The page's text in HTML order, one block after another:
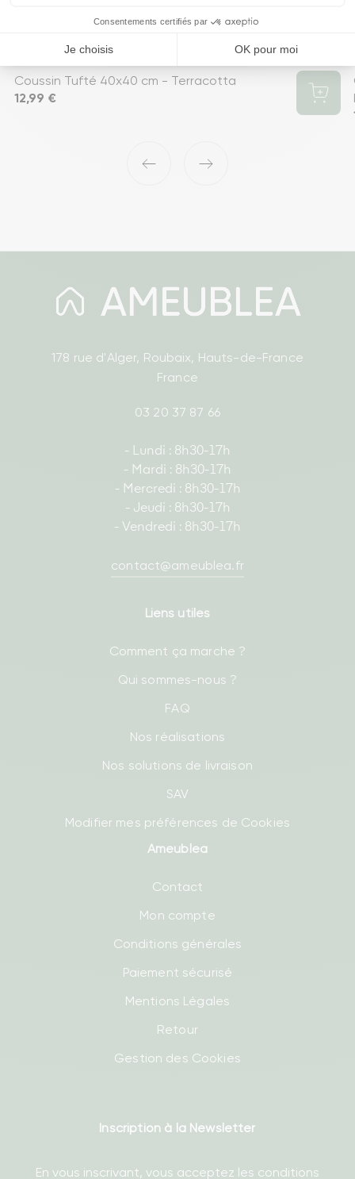
Coussin Tufté 40x40 cm - Terracotta
Prix
12,99 €
‹ ›
178 rue d'Alger, Roubaix, Hauts-de-France
France
03 20 37 87 66
- Lundi : 8h30-17h
- Mardi : 8h30-17h
- Mercredi : 8h30-17h
- Jeudi : 8h30-17h
- Vendredi : 8h30-17h
contact@ameublea.fr
Liens utiles
Comment ça marche ?
Qui sommes-nous ?
FAQ
Nos réalisations
Nos solutions de livraison
SAV
Modifier mes préférences de Cookies
Ameublea
Contact
Mon compte
Conditions générales
Paiement sécurisé
Mentions Légales
Retour
Gestion des Cookies
Inscription à la Newsletter
En vous inscrivant, vous acceptez les conditions